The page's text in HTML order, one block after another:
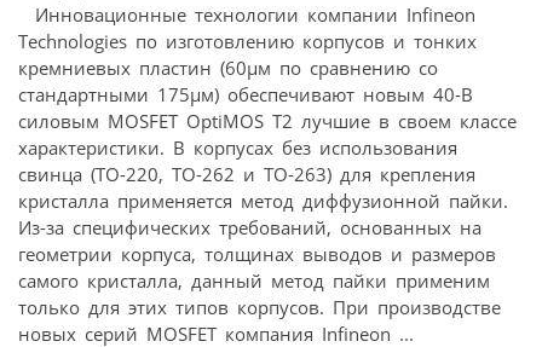
Инновационные технологии компании Infineon
Technologies по изготовлению корпусов и тонких
кремниевых пластин (60µм по сравнению со
стандартными 175µм) обеспечивают новым 40-В
силовым MOSFET OptiMOS T2 лучшие в своем классе
характеристики. В корпусах без использования
свинца (TO-220, TO-262 и TO-263) для крепления
кристалла применяется метод диффузионной пайки.
Из-за специфических требований, основанных на
геометрии корпуса, толщинах выводов и размеров
самого кристалла, данный метод пайки применим
только для этих типов корпусов. При производстве
новых серий MOSFET компания Infineon ...